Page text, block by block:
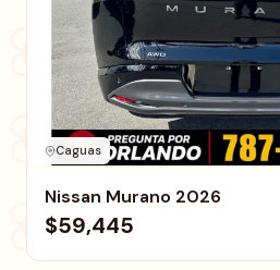
Caguas
Nissan Murano 2026
$59,445